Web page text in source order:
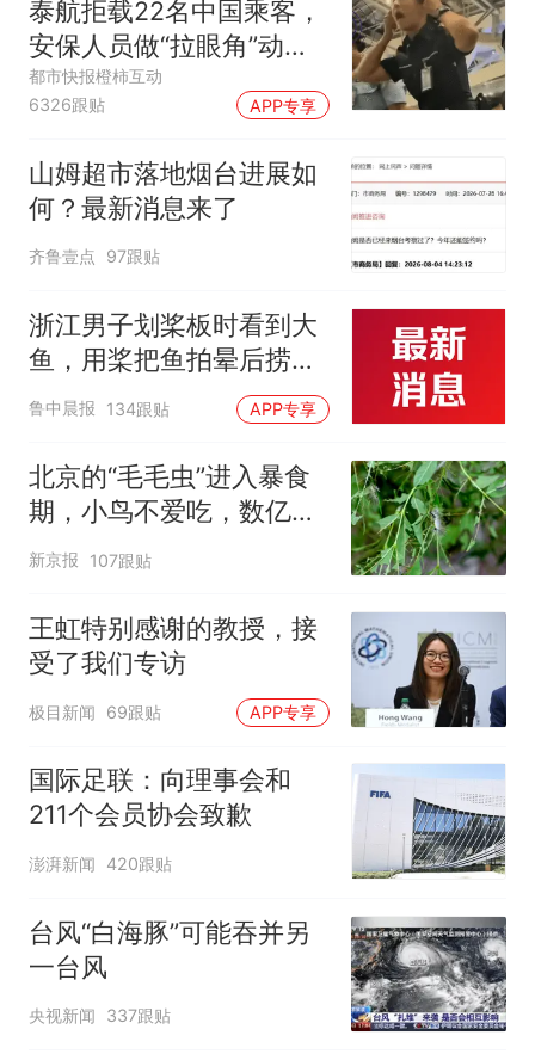
泰航拒载22名中国乘客，
安保人员做“拉眼角”动
作，泰国机场最新回应：
拒绝登机决定由航司作
改签但没兑现
都市快报橙柿互动
6326跟贴
APP专享
山姆超市落地烟台进展如
何？最新消息来了
齐鲁壹点 97跟贴
浙江男子划桨板时看到大
鱼，用桨把鱼拍晕后捞
起；当事人：鱼重7斤6
两，做成红烧辣子鱼块，
味道很好
鲁中晨报 134跟贴 APP专享
北京的“毛毛虫”进入暴食
期，小鸟不爱吃，数亿头
小蜂迎战
新京报 107跟贴
王虹特别感谢的教授，接
受了我们专访
极目新闻 69跟贴 APP专享
国际足联：向理事会和
211个会员协会致歉
澎湃新闻 420跟贴
台风“白海豚”可能吞并另
一台风
央视新闻 337跟贴